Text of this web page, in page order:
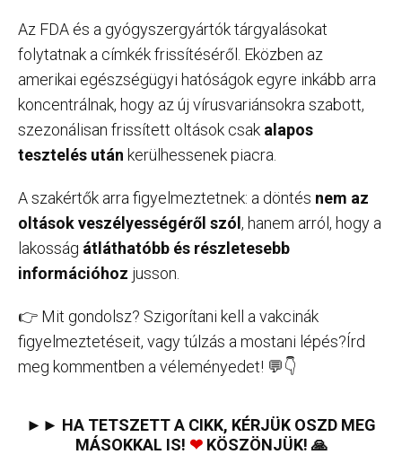
Az FDA és a gyógyszergyártók tárgyalásokat
folytatnak a címkék frissítéséről. Eközben az
amerikai egészségügyi hatóságok egyre inkább arra
koncentrálnak, hogy az új vírusvariánsokra szabott,
szezonálisan frissített oltások csak alapos
tesztelés után kerülhessenek piacra.
A szakértők arra figyelmeztetnek: a döntés nem az
oltások veszélyességéről szól , hanem arról, hogy a
lakosság átláthatóbb és részletesebb
információhoz jusson.
👉 Mit gondolsz? Szigorítani kell a vakcinák
figyelmeztetéseit, vagy túlzás a mostani lépés?Írd
meg kommentben a véleményedet! 💬👇
►► HA TETSZETT A CIKK, KÉRJÜK OSZD MEG
MÁSOKKAL IS! ❤KÖSZÖNJÜK! 🙏